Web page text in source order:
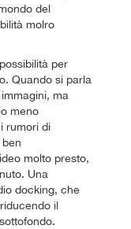
del
molro
per
Quando si parla
ma
meno
rumori di
molto presto,
Una
docking, che
il